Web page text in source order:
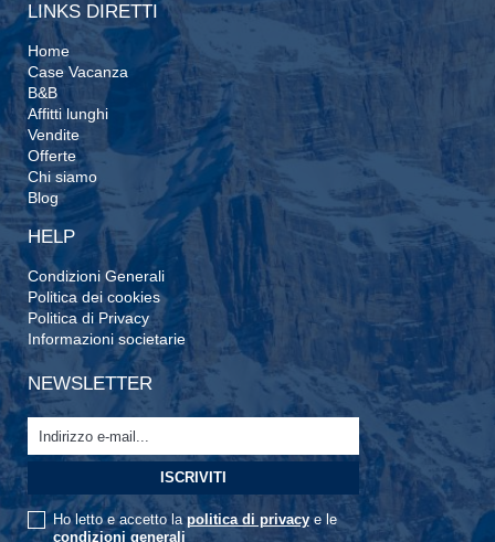
LINKS DIRETTI
Home
Case Vacanza
B&B
Affitti lunghi
Vendite
Offerte
Chi siamo
Blog
HELP
Condizioni Generali
Politica dei cookies
Politica di Privacy
Informazioni societarie
NEWSLETTER
Ho letto e accetto lapolitica di privacye le
condizioni generali